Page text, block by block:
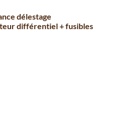
délestage
différentiel + fusibles